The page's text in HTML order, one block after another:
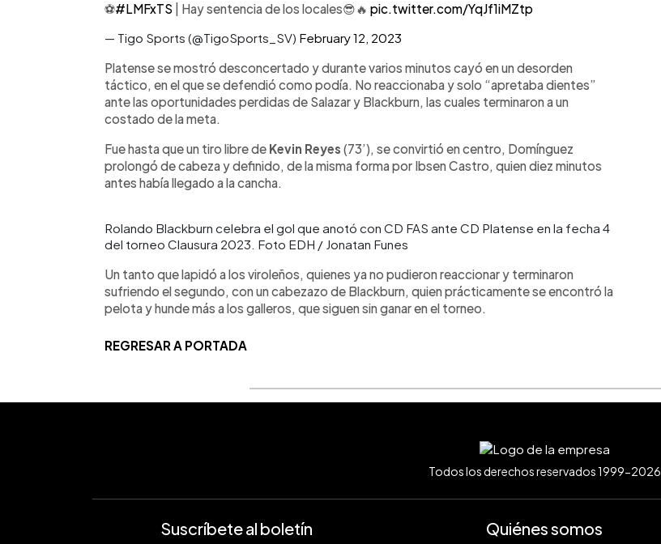
⚽#LMFxTS | Hay sentencia de los locales😎🔥 pic.twitter.com/YqJf1iMZtp
— Tigo Sports (@TigoSports_SV) February 12, 2023
Platense se mostró desconcertado y durante varios minutos cayó en un desorden
táctico, en el que se defendió como podía. No reaccionaba y solo “apretaba dientes”
ante las oportunidades perdidas de Salazar y Blackburn, las cuales terminaron a un
costado de la meta.
Fue hasta que un tiro libre de Kevin Reyes (73’), se convirtió en centro, Domínguez
prolongó de cabeza y definido, de la misma forma por Ibsen Castro, quien diez minutos
antes había llegado a la cancha.
Rolando Blackburn celebra el gol que anotó con CD FAS ante CD Platense en la fecha 4
del torneo Clausura 2023. Foto EDH / Jonatan Funes
Un tanto que lapidó a los viroleños, quienes ya no pudieron reaccionar y terminaron
sufriendo el segundo, con un cabezazo de Blackburn, quien prácticamente se encontró la
pelota y hunde más a los galleros, que siguen sin ganar en el torneo.
REGRESAR A PORTADA
Todos los derechos reservados 1999-2026
Suscríbete al boletín Quiénes somos